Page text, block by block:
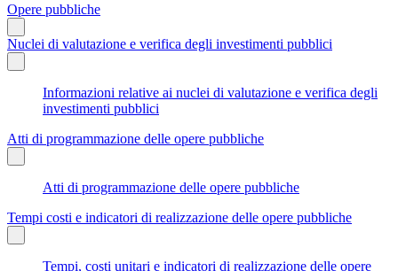
Opere pubbliche
Nuclei di valutazione e verifica degli investimenti pubblici
Informazioni relative ai nuclei di valutazione e verifica degli
investimenti pubblici
Atti di programmazione delle opere pubbliche
Atti di programmazione delle opere pubbliche
Tempi costi e indicatori di realizzazione delle opere pubbliche
Tempi, costi unitari e indicatori di realizzazione delle opere